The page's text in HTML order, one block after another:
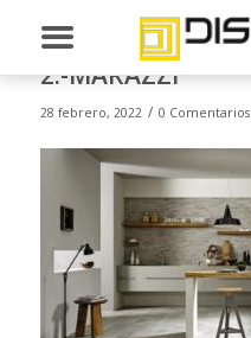
2.-MARAZZI
28 febrero, 2022 / 0 Comentarios